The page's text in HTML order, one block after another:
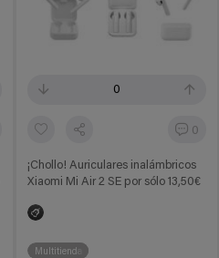
0
0
¡Chollo! Auriculares inalámbricos
Xiaomi Mi Air 2 SE por sólo 13,50€
Multitienda